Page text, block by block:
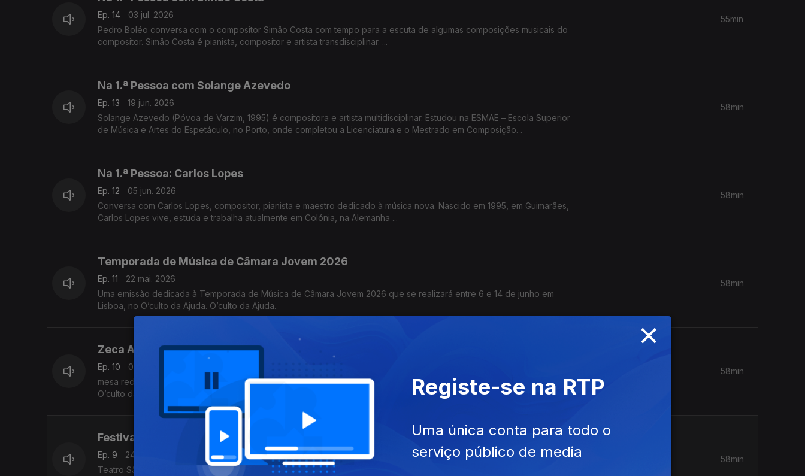
Ep. 14
03 jul. 2026
Pedro Boléo conversa com o compositor Simão Costa com tempo para a escuta de algumas composições musicais do
compositor. Simão Costa é pianista, compositor e artista transdisciplinar. ...
55min
Na 1.ª Pessoa com Solange Azevedo
Ep. 13
19 jun. 2026
Solange Azevedo (Póvoa de Varzim, 1995) é compositora e artista multidisciplinar. Estudou na ESMAE – Escola Superior
de Música e Artes do Espetáculo, no Porto, onde completou a Licenciatura e o Mestrado em Composição. .
58min
Na 1.ª Pessoa: Carlos Lopes
Ep. 12
05 jun. 2026
Conversa com Carlos Lopes, compositor, pianista e maestro dedicado à música nova. Nascido em 1995, em Guimarães,
Carlos Lopes vive, estuda e trabalha atualmente em Colónia, na Alemanha ...
58min
Temporada de Música de Câmara Jovem 2026
Ep. 11
22 mai. 2026
Uma emissão dedicada à Temporada de Música de Câmara Jovem 2026 que se realizará entre 6 e 14 de junho em
Lisboa, no O’culto da Ajuda. O’culto da Ajuda.
58min
Zeca Afonso – Estudos Musicais para Dois Violoncelos
Ep. 10
08 mai. 2026
mesa redonda de lançamento de Zeca Afonso – Estudos Musicais para Dois Violoncelos realizada no dia 21 de abril no
O’culto da Ajuda, em Lisboa.
58min
Festival Música Viva 2026 — Insurgência (parte n.º 2)
Ep. 9
24 abr. 2026
Teatro São Luiz, em Lisboa, entre 28 de abril e 3 de maio.
58min
×
Registe-se na RTP
Uma única conta para todo o
serviço público de media